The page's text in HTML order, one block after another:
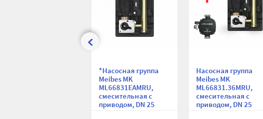
*Насосная группа
Meibes MK
ML66831EAMRU,
смесительная с
приводом, DN 25
(1"), без насоса,
Насосная группа
Meibes MK
ML66831.36MRU,
смесительная с
приводом, DN 25